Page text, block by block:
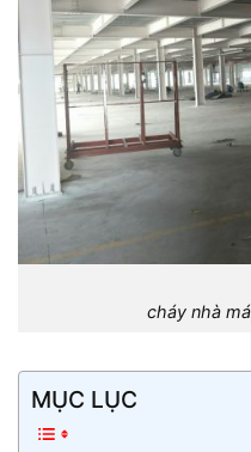
Thi
cháy nhà
MỤC LỤC